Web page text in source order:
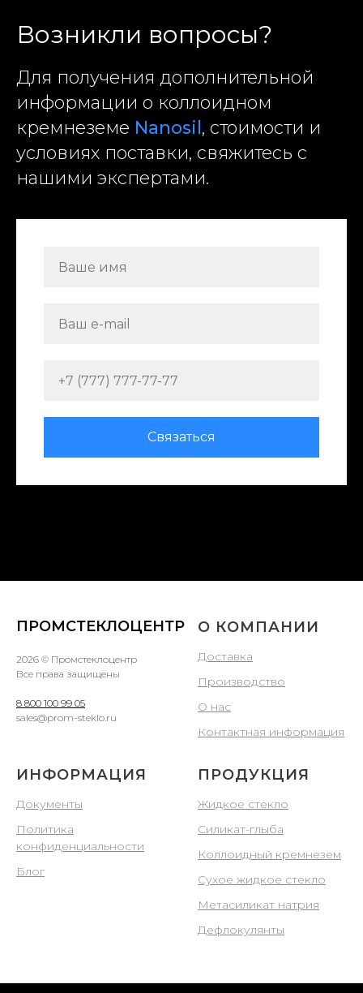
Возникли вопросы?
Для получения дополнительной
информации о коллоидном
кремнеземе Nanosil , стоимости и
условиях поставки, свяжитесь с
нашими экспертами.
Связаться
ПРОМСТЕКЛОЦЕНТР
2026 © Промстеклоцентр
Все права защищены
8 800 100 99 05
sales@prom-steklo.ru
О КОМПАНИИ
Доставка
Производство
О нас
Контактная информация
ИНФОРМАЦИЯ
Документы
Политика
конфиденциальности
Блог
ПРОДУКЦИЯ
Жидкое стекло
Силикат-глыба
Коллоидный кремнезем
Сухое жидкое стекло
Метасиликат натрия
Дефлокулянты